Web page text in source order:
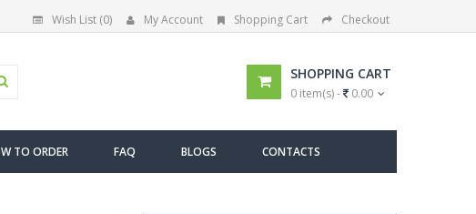
Wish List (0) My Account Shopping Cart Checkout
SHOPPING CART
0 item(s) - 0.00
TO ORDER FAQ BLOGS CONTACTS